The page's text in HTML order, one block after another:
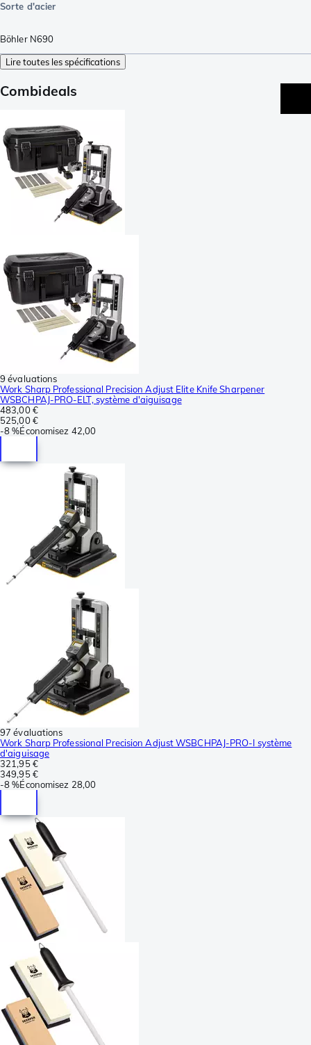
Sorte d'acier
Böhler N690
Lire toutes les spécifications
Combideals
9 évaluations
Work Sharp Professional Precision Adjust Elite Knife Sharpener
WSBCHPAJ-PRO-ELT, système d'aiguisage
483,00 €
525,00 €
-8 %Économisez 42,00
97 évaluations
Work Sharp Professional Precision Adjust WSBCHPAJ-PRO-I système
d'aiguisage
321,95 €
349,95 €
-8 %Économisez 28,00